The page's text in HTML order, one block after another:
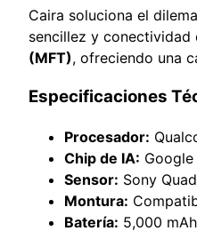
Caira soluciona el
sencillez y conectividad
(MFT), ofreciendo una
Especificaciones
Procesador:
Chip de IA:
Sensor: Sony
Montura:
Batería: 5,000